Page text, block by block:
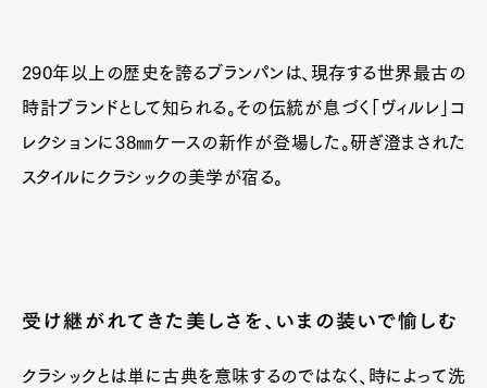
290年以上の歴史を誇るブランパンは、現存する世界最古の
時計ブランドとして知られる。その伝統が息づく「ヴィルレ」コ
レクションに38㎜ケースの新作が登場した。研ぎ澄まされた
スタイルにクラシックの美学が宿る。
受け継がれてきた美しさを、いまの装いで愉しむ
クラシックとは単に古典を意味するのではなく、時によって洗